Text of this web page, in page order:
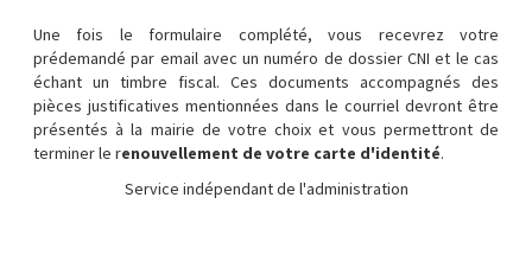
Une fois le formulaire complété, vous recevrez votre
prédemandé par email avec un numéro de dossier CNI et le cas
échant un timbre fiscal. Ces documents accompagnés des
pièces justificatives mentionnées dans le courriel devront être
présentés à la mairie de votre choix et vous permettront de
terminer le renouvellement de votre carte d'identité.
Service indépendant de l'administration